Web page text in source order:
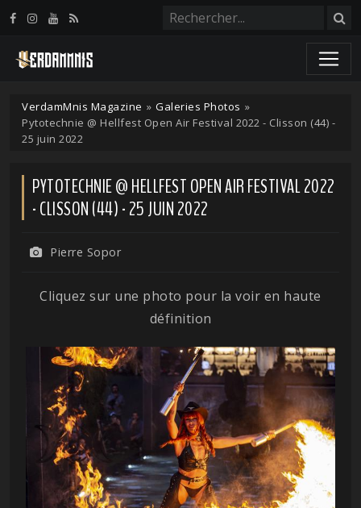
VerdamMnis Magazine » Galeries Photos »
Pytotechnie @ Hellfest Open Air Festival 2022 - Clisson (44) -
25 juin 2022
PYTOTECHNIE @ HELLFEST OPEN AIR FESTIVAL 2022
- CLISSON (44) - 25 JUIN 2022
Pierre Sopor
Cliquez sur une photo pour la voir en haute
définition
Panneau de gestion des cookies